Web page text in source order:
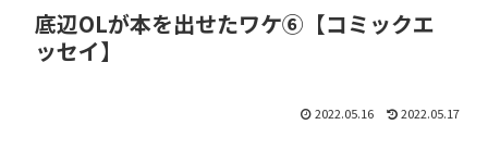
底辺OLが本を出せたワケ⑥【コミックエ
ッセイ】
2022.05.16 2022.05.17